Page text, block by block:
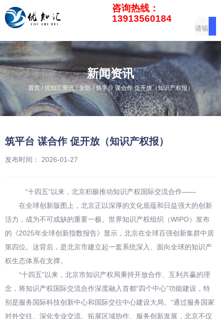
咨询热线：
13913560184
新闻资讯
首页 / 优知汇资讯 /全部 /筑平台 谋合作 促开放（知识产权报）
筑平台 谋合作 促开放（知识产权报）
发布时间： 2026-01-27
“十四五”以来，北京积极推动知识产权国际交流合作——
在全球创新版图上，北京正以深厚的文化底蕴和日益强大的创新
活力，成为不可或缺的重要一极。世界知识产权组织（WIPO）发布
的《2025年全球创新指数报告》显示，北京在全球百强创新集群中居
第四位。这背后，是北京市建立起一套系统深入、面向全球的知识产
权生态体系在支撑。
“十四五”以来，北京市知识产权局秉持开放合作、互利共赢的理
念，将知识产权国际交流合作深度融入首都“四个中心”功能建设，特
别是服务国际科技创新中心和国际交往中心建设大局。“通过服务国家
对外交往、深化专业交流、拓展区域协作、服务创新发展，北京不仅